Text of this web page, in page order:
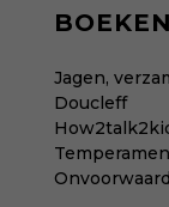
Jagen,
Doucleff